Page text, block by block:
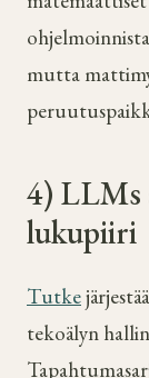
mutta
4)
lukupiiri
Tutke
tekoälyn